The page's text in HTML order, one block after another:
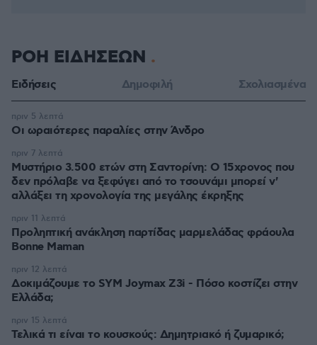
ΡΟΗ ΕΙΔΗΣΕΩΝ
Ειδήσεις Δημοφιλή Σχολιασμένα
Οι ωραιότερες παραλίες στην Άνδρο
πριν 5 λεπτά
Μυστήριο 3.500 ετών στη Σαντορίνη: Ο 15χρονος που
δεν πρόλαβε να ξεφύγει από το τσουνάμι μπορεί ν'
αλλάξει τη χρονολογία της μεγάλης έκρηξης
πριν 7 λεπτά
Προληπτική ανάκληση παρτίδας μαρμελάδας φράουλα
Bonne Maman
πριν 11 λεπτά
Δοκιμάζουμε το SYM Joymax Z3i - Πόσο κοστίζει στην
Ελλάδα;
πριν 12 λεπτά
Τελικά τι είναι το κουσκούς: Δημητριακό ή ζυμαρικό;
πριν 15 λεπτά